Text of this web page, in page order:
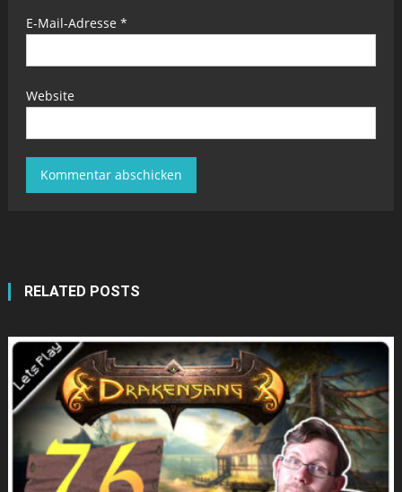
E-Mail-Adresse *
Website
RELATED POSTS